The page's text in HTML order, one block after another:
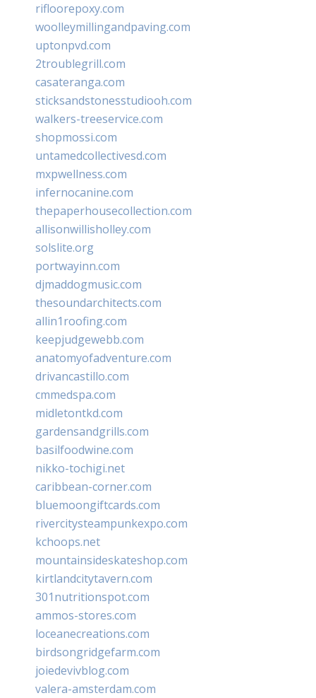
rifloorepoxy.com
woolleymillingandpaving.com
uptonpvd.com
2troublegrill.com
casateranga.com
sticksandstonesstudiooh.com
walkers-treeservice.com
shopmossi.com
untamedcollectivesd.com
mxpwellness.com
infernocanine.com
thepaperhousecollection.com
allisonwillisholley.com
solslite.org
portwayinn.com
djmaddogmusic.com
thesoundarchitects.com
allin1roofing.com
keepjudgewebb.com
anatomyofadventure.com
drivancastillo.com
cmmedspa.com
midletontkd.com
gardensandgrills.com
basilfoodwine.com
nikko-tochigi.net
caribbean-corner.com
bluemoongiftcards.com
rivercitysteampunkexpo.com
kchoops.net
mountainsideskateshop.com
kirtlandcitytavern.com
301nutritionspot.com
ammos-stores.com
loceanecreations.com
birdsongridgefarm.com
joiedevivblog.com
valera-amsterdam.com